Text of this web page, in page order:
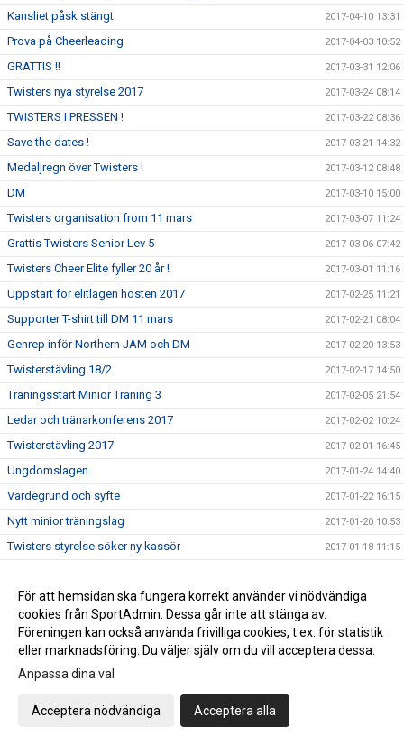
Kansliet påsk stängt 2017-04-10 13:31
Prova på Cheerleading 2017-04-03 10:52
GRATTIS !! 2017-03-31 12:06
Twisters nya styrelse 2017 2017-03-24 08:14
TWISTERS I PRESSEN ! 2017-03-22 08:36
Save the dates ! 2017-03-21 14:32
Medaljregn över Twisters ! 2017-03-12 08:48
DM 2017-03-10 15:00
Twisters organisation from 11 mars 2017-03-07 11:24
Grattis Twisters Senior Lev 5 2017-03-06 07:42
Twisters Cheer Elite fyller 20 år ! 2017-03-01 11:16
Uppstart för elitlagen hösten 2017 2017-02-25 11:21
Supporter T-shirt till DM 11 mars 2017-02-21 08:04
Genrep inför Northern JAM och DM 2017-02-20 13:53
Twisterstävling 18/2 2017-02-17 14:50
Träningsstart Minior Träning 3 2017-02-05 21:54
Ledar och tränarkonferens 2017 2017-02-02 10:24
Twisterstävling 2017 2017-02-01 16:45
Ungdomslagen 2017-01-24 14:40
Värdegrund och syfte 2017-01-22 16:15
Nytt minior träningslag 2017-01-20 10:53
Twisters styrelse söker ny kassör 2017-01-18 11:15
Ledarutbildning SISU 11 februari 2017-01-12 07:58
Träna med landslaget - nu på fredag! 2017-01-05 13:36
Twisters Kalender 2017 2016-12-14 17:23
PROVA PÅ .....
För att hemsidan ska fungera korrekt använder vi nödvändiga
cookies från SportAdmin. Dessa går inte att stänga av.
Föreningen kan också använda frivilliga cookies, t.ex. för statistik
eller marknadsföring. Du väljer själv om du vill acceptera dessa.
Anpassa dina val
Acceptera nödvändiga Acceptera alla